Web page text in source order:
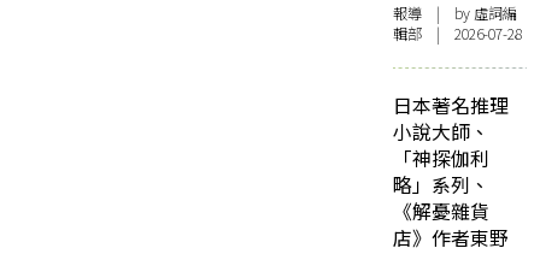
報導 | by 虛詞編
輯部 | 2026-07-28
日本著名推理
小說大師、
「神探伽利
略」系列、
《解憂雜貨
店》作者東野